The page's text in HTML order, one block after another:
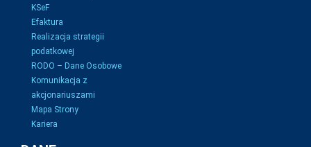
KSeF
Efaktura
Realizacja strategii
podatkowej
RODO – Dane Osobowe
Komunikacja z
akcjonariuszami
Mapa Strony
Kariera